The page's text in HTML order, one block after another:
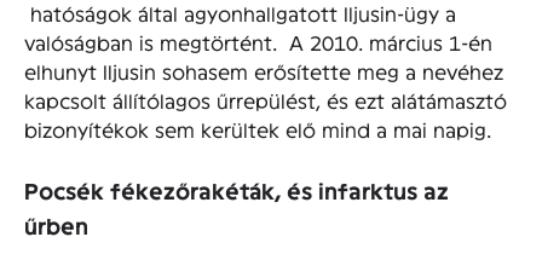
hatóságok által agyonhallgatott Iljusin-ügy a
valóságban is megtörtént. A 2010. március 1-én
elhunyt Iljusin sohasem erősítette meg a nevéhez
kapcsolt állítólagos űrrepülést, és ezt alátámasztó
bizonyítékok sem kerültek elő mind a mai napig.
Pocsék fékezőrakéták, és infarktus az
űrben